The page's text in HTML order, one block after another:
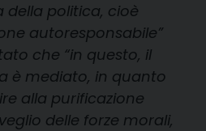
della politica, cioè
autoresponsabile”
che “in questo, il
è mediato, in quanto
alla purificazione
delle forze morali,